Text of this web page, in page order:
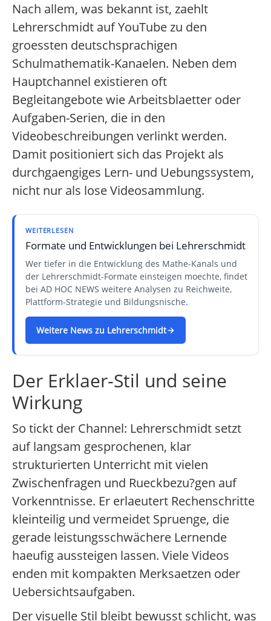
Nach allem, was bekannt ist, zaehlt
Lehrerschmidt auf YouTube zu den
groessten deutschsprachigen
Schulmathematik-Kanaelen. Neben dem
Hauptchannel existieren oft
Begleitangebote wie Arbeitsblaetter oder
Aufgaben-Serien, die in den
Videobeschreibungen verlinkt werden.
Damit positioniert sich das Projekt als
durchgaengiges Lern- und Uebungssystem,
nicht nur als lose Videosammlung.
WEITERLESEN
Formate und Entwicklungen bei Lehrerschmidt
Wer tiefer in die Entwicklung des Mathe-Kanals und
der Lehrerschmidt-Formate einsteigen moechte, findet
bei AD HOC NEWS weitere Analysen zu Reichweite,
Plattform-Strategie und Bildungsnische.
Weitere News zu Lehrerschmidt
Der Erklaer-Stil und seine
Wirkung
So tickt der Channel: Lehrerschmidt setzt
auf langsam gesprochenen, klar
strukturierten Unterricht mit vielen
Zwischenfragen und Rueckbezu?gen auf
Vorkenntnisse. Er erlaeutert Rechenschritte
kleinteilig und vermeidet Spruenge, die
gerade leistungsschwächere Lernende
haeufig aussteigen lassen. Viele Videos
enden mit kompakten Merksaetzen oder
Uebersichtsaufgaben.
Der visuelle Stil bleibt bewusst schlicht, was